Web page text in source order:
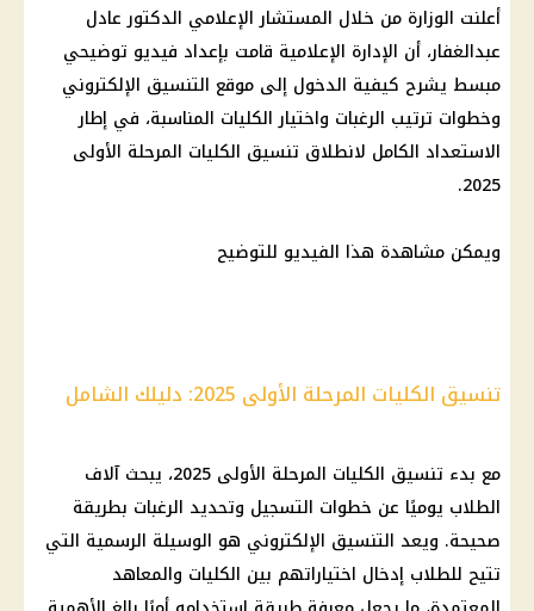
أعلنت الوزارة من خلال المستشار الإعلامي الدكتور عادل
عبدالغفار، أن الإدارة الإعلامية قامت بإعداد فيديو توضيحي
مبسط يشرح كيفية الدخول إلى موقع التنسيق الإلكتروني
وخطوات ترتيب الرغبات واختيار الكليات المناسبة، في إطار
الاستعداد الكامل لانطلاق تنسيق الكليات المرحلة الأولى
2025
.
ويمكن مشاهدة هذا الفيديو للتوضيح
تنسيق الكليات المرحلة الأولى 2025: دليلك الشامل
مع بدء تنسيق الكليات المرحلة الأولى 2025
، يبحث آلاف
الطلاب يوميًا عن خطوات التسجيل وتحديد الرغبات بطريقة
صحيحة. ويعد التنسيق الإلكتروني هو الوسيلة الرسمية التي
تتيح للطلاب إدخال اختياراتهم بين الكليات والمعاهد